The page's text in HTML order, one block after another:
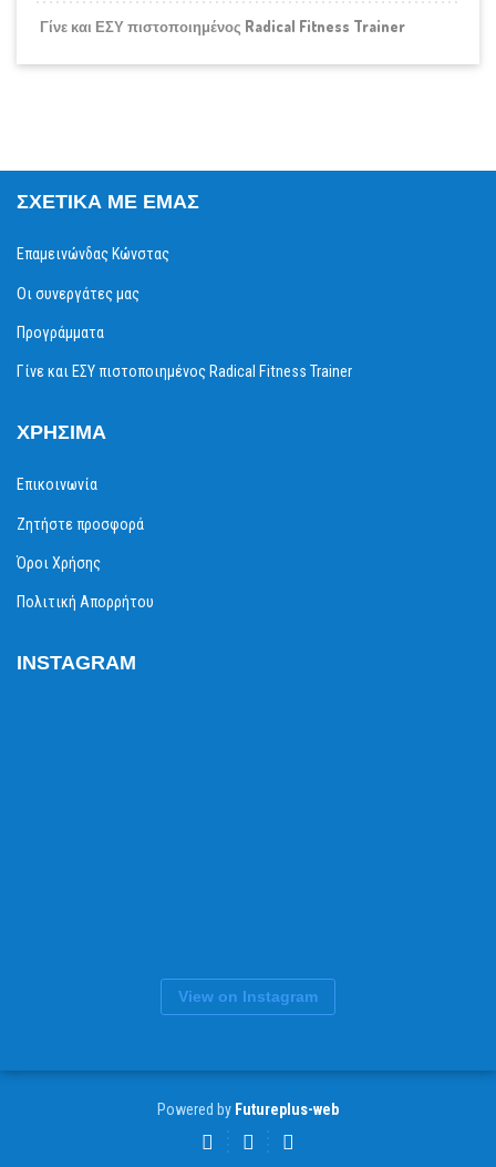
Γίνε και ΕΣΥ πιστοποιημένος Radical Fitness Trainer
ΣΧΕΤΙΚΆ ΜΕ ΕΜΆΣ
Επαμεινώνδας Κώνστας
Οι συνεργάτες μας
Προγράμματα
Γίνε και ΕΣΥ πιστοποιημένος Radical Fitness Trainer
ΧΡΉΣΙΜΑ
Επικοινωνία
Ζητήστε προσφορά
Όροι Χρήσης
Πολιτική Απορρήτου
INSTAGRAM
View on Instagram
Powered by Futureplus-web